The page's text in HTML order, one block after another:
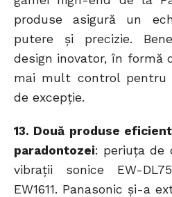
produse asigură un
putere și precizie.
design inovator, în formă
mai mult control pentru
de excepție.
13. Două produse
paradontozei: periuța de
vibrații sonice EW-
EW1611. Panasonic și-a